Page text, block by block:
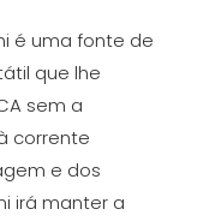
é uma fonte de
que lhe
sem a
corrente
e dos
irá manter a